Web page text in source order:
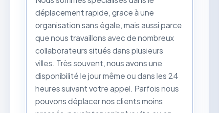
déplacement rapide, grace à une
organisation sans égale, mais aussi parce
que nous travaillons avec de nombreux
collaborateurs situés dans plusieurs
villes. Très souvent, nous avons une
disponibilité le jour même ou dans les 24
heures suivant votre appel. Parfois nous
pouvons déplacer nos clients moins